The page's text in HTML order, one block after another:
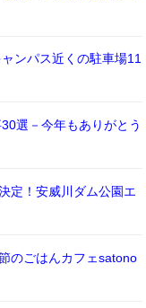
ンパス近くの駐車場11
選－今年もありがとう
定！安威川ダム公園エ
のごはんカフェsatono